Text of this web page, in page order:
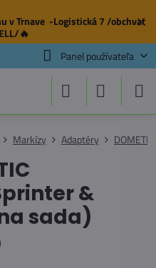
✕
v Trnave -Logistická 7 /obchvat
🔥
Panel používateľa
Markízy Adaptéry DOMETIC
&
sada)